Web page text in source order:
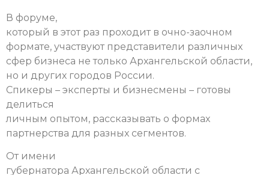
В форуме,
который в этот раз проходит в очно-заочном
формате, участвуют представители различных
сфер бизнеса не только Архангельской области,
но и других городов России.
Спикеры – эксперты и бизнесмены – готовы
делиться
личным опытом, рассказывать о формах
партнерства для разных сегментов.
От имени
губернатора Архангельской области с